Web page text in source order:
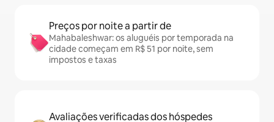
Preços por noite a partir de
Mahabaleshwar: os aluguéis por temporada na
cidade começam em R$ 51 por noite, sem
impostos e taxas
Avaliações verificadas dos hóspedes